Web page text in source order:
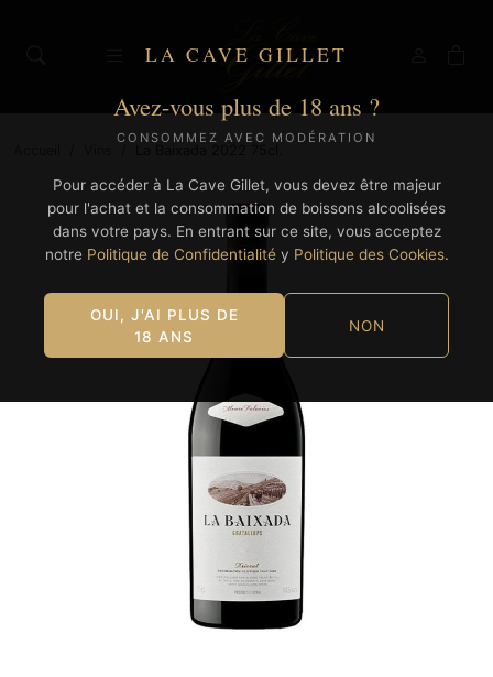
LA CAVE GILLET
Avez-vous plus de 18 ans ?
CONSOMMEZ AVEC MODÉRATION
Pour accéder à La Cave Gillet, vous devez être majeur
pour l'achat et la consommation de boissons alcoolisées
dans votre pays. En entrant sur ce site, vous acceptez
notre Politique de Confidentialitéy Politique des Cookies.
OUI, J'AI PLUS DE
18 ANS
NON